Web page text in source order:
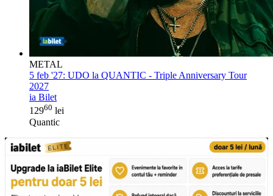
METAL
5 feb '27: UDO la QUANTIC - Triple Anniversary Tour
2027
ia Bilet
12960 lei
Quantic